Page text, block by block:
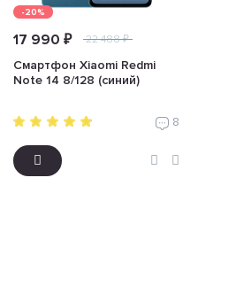
-20%
17 990 ₽ 22 488 ₽
Смартфон Xiaomi Redmi
Note 14 8/128 (синий)
8